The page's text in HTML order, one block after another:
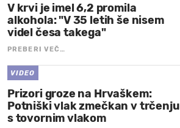
V krvi je imel 6,2 promila
alkohola: "V 35 letih še nisem
videl česa takega"
PREBERI VEČ…
VIDEO
Prizori groze na Hrvaškem:
Potniški vlak zmečkan v trčenju
s tovornim vlakom